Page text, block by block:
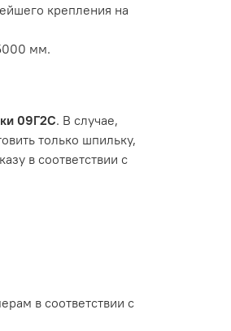
крепления на
мм.
09Г2С. В случае,
только шпильку,
в соответствии с
в соответствии с